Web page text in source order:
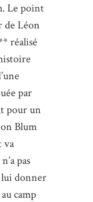
Le point
de Léon
réalisé
par
pour un
Blum
va
pas
donner
camp